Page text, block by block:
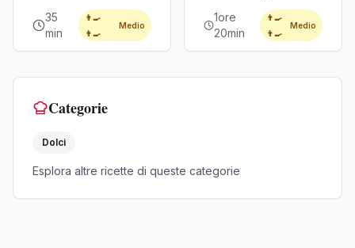
35
min
👨‍🍳
👨‍🍳
Medio
1ore
20min
👨‍🍳
👨‍🍳
Medio
Categorie
Dolci
Esplora altre ricette di queste categorie